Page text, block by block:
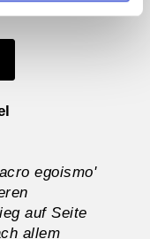
egoismo'
auf Seite
allem